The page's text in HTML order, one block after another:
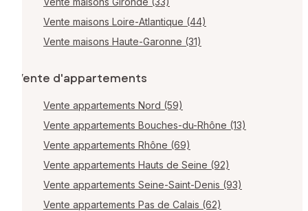
Vente maisons Loire-Atlantique (44)
Vente maisons Haute-Garonne (31)
Vente d'appartements
Vente appartements Nord (59)
Vente appartements Bouches-du-Rhône (13)
Vente appartements Rhône (69)
Vente appartements Hauts de Seine (92)
Vente appartements Seine-Saint-Denis (93)
Vente appartements Pas de Calais (62)